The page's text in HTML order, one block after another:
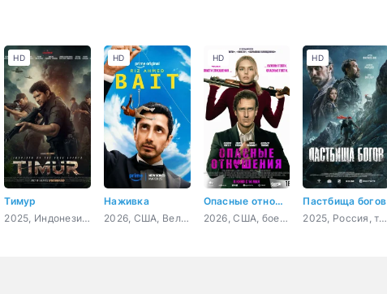
Тимур
2025, Индонезия, боевик
HD
Наживка
2026, США, Великобритания, фантастика, драма, комедия
HD
Опасные отношения
2026, США, боевик, триллер, комедия
HD
Пастбища богов
2025, Россия, триллер
HD